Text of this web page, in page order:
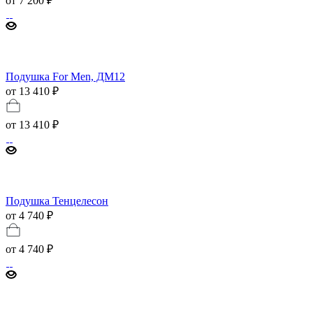
Подушка For Men, ДМ12
от 13 410 ₽
от 13 410 ₽
Подушка Тенцелесон
от 4 740 ₽
от 4 740 ₽